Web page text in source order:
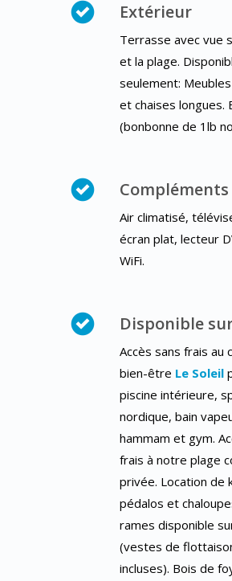
Extérieur
Terrasse avec vue
et la plage.
seulement:
et chaises longues.
(bonbonne de 1lb
Compléments
Air climatisé,
écran plat, lecteur
WiFi.
Disponible
Accès sans frais au
bien-être Le Soleil
piscine intérieure,
nordique, bain
hammam et gym.
frais à notre plage
privée. Location de
pédalos et
rames disponible
(vestes de
incluses). Bois de